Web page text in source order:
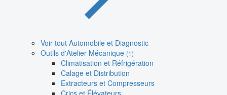
Voir tout Automobile et Diagnostic
Outils d'Atelier Mécanique (1)
Climatisation et Réfrigération
Calage et Distribution
Extracteurs et Compresseurs
Crics et Élévateurs